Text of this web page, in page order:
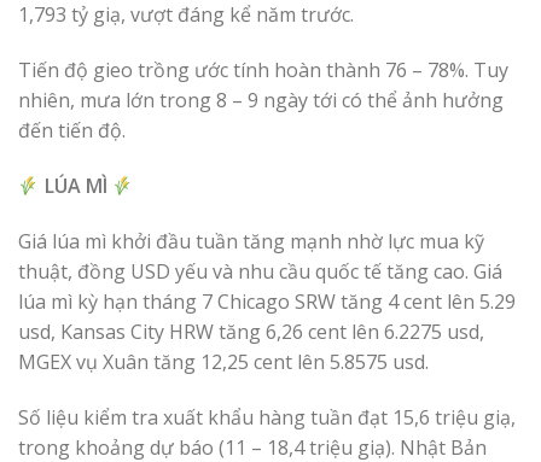
1,793 tỷ giạ, vượt đáng kể năm trước.
Tiến độ gieo trồng ước tính hoàn thành 76 – 78%. Tuy
nhiên, mưa lớn trong 8 – 9 ngày tới có thể ảnh hưởng
đến tiến độ.
LÚA MÌ
Giá lúa mì khởi đầu tuần tăng mạnh nhờ lực mua kỹ
thuật, đồng USD yếu và nhu cầu quốc tế tăng cao. Giá
lúa mì kỳ hạn tháng 7 Chicago SRW tăng 4 cent lên 5.29
usd, Kansas City HRW tăng 6,26 cent lên 6.2275 usd,
MGEX vụ Xuân tăng 12,25 cent lên 5.8575 usd.
Số liệu kiểm tra xuất khẩu hàng tuần đạt 15,6 triệu giạ,
trong khoảng dự báo (11 – 18,4 triệu giạ). Nhật Bản